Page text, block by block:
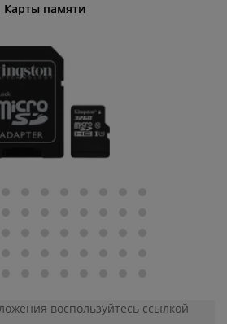
Карты памяти
воспользуйтесь ссылкой